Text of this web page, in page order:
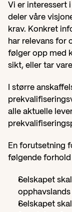
Vi er interessert
deler våre
krav. Konkret
har relevans for
følger opp med
sikt, eller tar
I større
alle aktuelle
En forutsetning
følgende
Selskapet
Selskapet